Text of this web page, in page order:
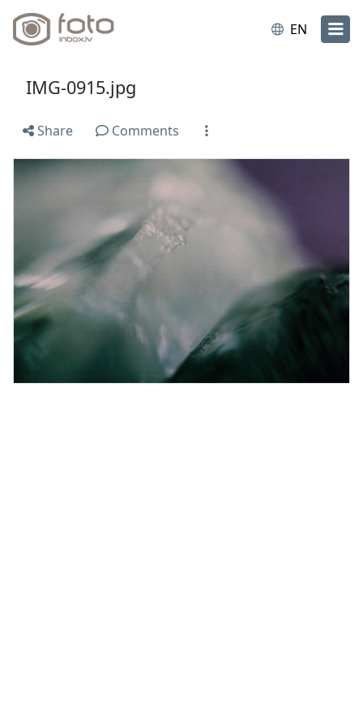
EN
IMG-0915.jpg
Share Comments